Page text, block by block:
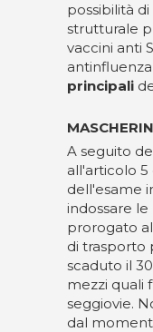
possibilità
strutturale
vaccini anti
principali
A seguito
all'articolo
dell'esame
indossare
prorogato
di trasporto
scaduto il
mezzi quali
seggiovie.
dal